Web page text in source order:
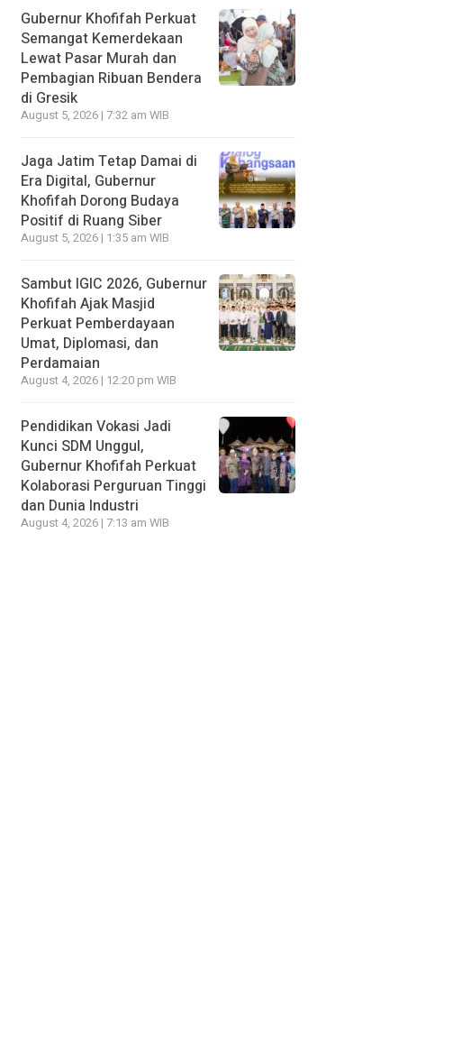
Gubernur Khofifah Perkuat
Semangat Kemerdekaan
Lewat Pasar Murah dan
Pembagian Ribuan Bendera
di Gresik
August 5, 2026 | 7:32 am WIB
Jaga Jatim Tetap Damai di
Era Digital, Gubernur
Khofifah Dorong Budaya
Positif di Ruang Siber
August 5, 2026 | 1:35 am WIB
Sambut IGIC 2026, Gubernur
Khofifah Ajak Masjid
Perkuat Pemberdayaan
Umat, Diplomasi, dan
Perdamaian
August 4, 2026 | 12:20 pm WIB
Pendidikan Vokasi Jadi
Kunci SDM Unggul,
Gubernur Khofifah Perkuat
Kolaborasi Perguruan Tinggi
dan Dunia Industri
August 4, 2026 | 7:13 am WIB